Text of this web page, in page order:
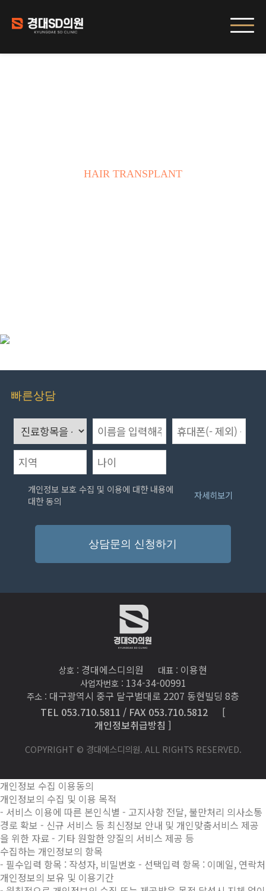
HAIR TRANSPLANT
빠른상담
개인정보 보호 수집 및 이용에 대한 내용에
대한 동의
자세히보기
상담문의 신청하기
상호 : 경대에스디의원 대표 : 이용현
사업자번호 : 134-34-00991
주소 : 대구광역시 중구 달구벌대로 2207 동현빌딩 8층
TEL 053.710.5811 / FAX 053.710.5812
[
개인정보취급방침 ]
COPYRIGHT © 경대에스디의원. ALL RIGHTS RESERVED.
개인정보 수집 이용동의
개인정보의 수집 및 이용 목적
- 서비스 이용에 따른 본인식별 - 고지사항 전달, 불만처리 의사소통
경로 확보 - 신규 서비스 등 최신정보 안내 및 개인맞춤서비스 제공
을 위한 자료 - 기타 원할한 양질의 서비스 제공 등
수집하는 개인정보의 항목
- 필수입력 항목 : 작성자, 비밀번호 - 선택입력 항목 : 이메일, 연락처
개인정보의 보유 및 이용기간